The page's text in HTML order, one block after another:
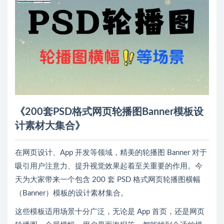
《200套PSD格式网页轮播图Banner模板设
计素材大集合》
在网页设计、App 开发等领域，精美的轮播图 Banner 对于
吸引用户注意力、提升视觉效果起着至关重要的作用。今
天为大家带来一个包含 200 套 PSD 格式网页轮播图横幅
（Banner）模板的设计素材集合。
这些模板适用场景十分广泛，无论是 App 首页，还是网页